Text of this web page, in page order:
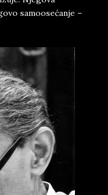
samoosećanje –